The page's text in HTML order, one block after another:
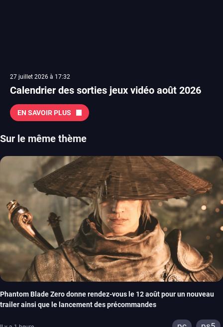
27 juillet 2026 à 17:32
Calendrier des sorties jeux vidéo août 2026
EN SAVOIR PLUS
Sur le même thème
Phantom Blade Zero donne rendez-vous le 12 août pour un nouveau
trailer ainsi que le lancement des précommandes